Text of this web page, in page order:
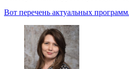
Вот перечень актуальных программ.